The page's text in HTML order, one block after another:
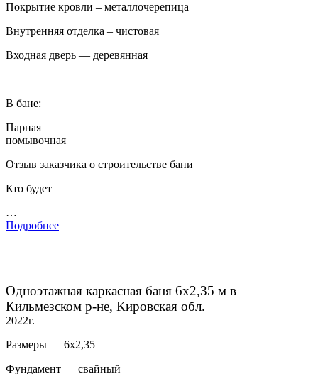
Покрытие кровли – металлочерепица
Внутренняя отделка – чистовая
Входная дверь — деревянная
В бане:
Парная
помывочная
Отзыв заказчика о строительстве бани
Кто будет
…
Подробнее
Одноэтажная каркасная баня 6х2,35 м в
Кильмезском р-не, Кировская обл.
2022г.
Размеры — 6х2,35
Фундамент — свайный